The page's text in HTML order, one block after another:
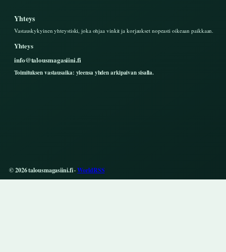
Yhteys
Vastauskykyinen yhteystiski, joka ohjaa vinkit ja korjaukset nopeasti oikeaan paikkaan.
Yhteys
info@talousmagasiini.fi
Toimituksen vastausaika: yleensa yhden arkipaivan sisalla.
© 2026 talousmagasiini.fi ·WorldRSS